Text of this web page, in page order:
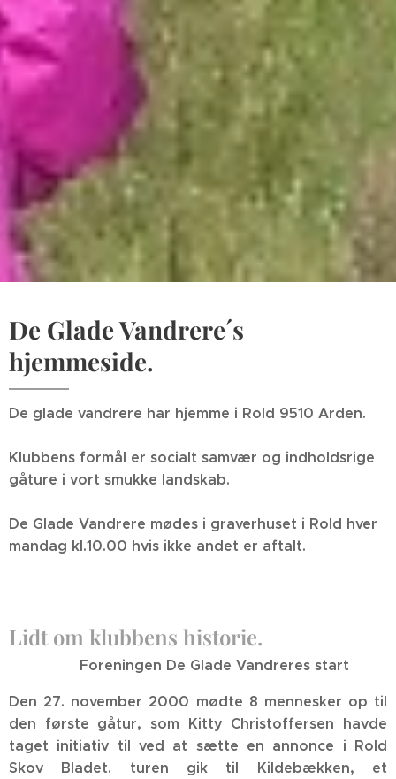
De Glade Vandrere´s
hjemmeside.
De glade vandrere har hjemme i Rold 9510 Arden.
Klubbens formål er socialt samvær og indholdsrige
gåture i vort smukke landskab.
De Glade Vandrere mødes i graverhuset i Rold hver
mandag kl.10.00 hvis ikke andet er aftalt.
Lidt om klubbens historie.
Foreningen De Glade Vandreres start
Den 27. november 2000 mødte 8 mennesker op til
den første gåtur, som Kitty Christoffersen havde
taget initiativ til ved at sætte en annonce i Rold
Skov Bladet. turen gik til Kildebækken, et